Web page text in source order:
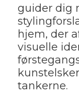
guider dig
hjem, der
visuelle
tankerne.